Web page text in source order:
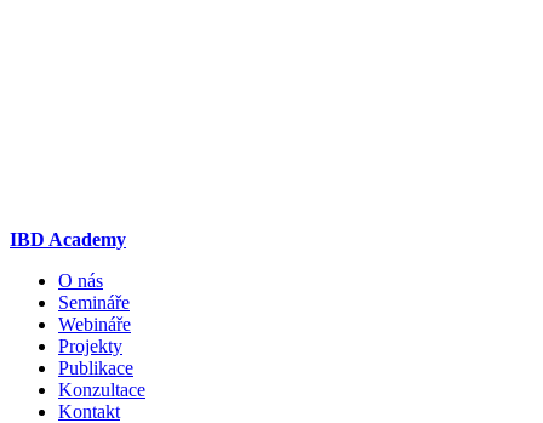
IBD Academy
O nás
Semináře
Webináře
Projekty
Publikace
Konzultace
Kontakt